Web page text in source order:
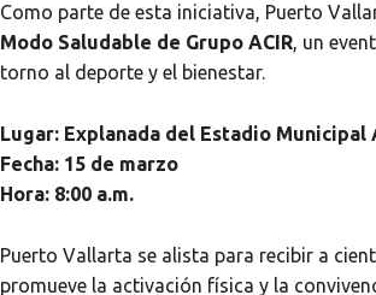
Como parte de esta iniciativa, Puerto
Modo Saludable de Grupo ACIR, un
torno al deporte y el bienestar.
Lugar: Explanada del Estadio
Fecha: 15 de marzo
Hora: 8:00 a.m.
Puerto Vallarta se alista para recibir a
promueve la activación física y la